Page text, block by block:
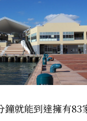
鐘就能到達擁有83